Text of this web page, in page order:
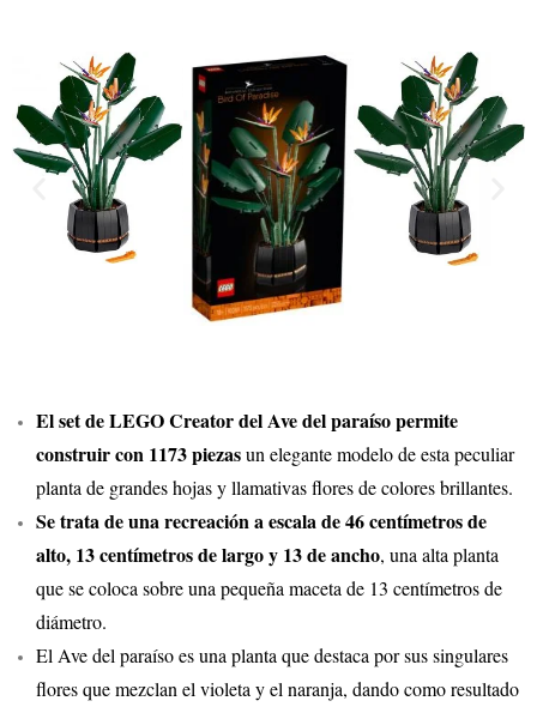
El set de LEGO Creator del Ave del paraíso permite
construir con 1173 piezasun elegante modelo de esta peculiar
planta de grandes hojas y llamativas flores de colores brillantes.
Se trata de una recreación a escala de 46 centímetros de
alto, 13 centímetros de largo y 13 de ancho, una alta planta
que se coloca sobre una pequeña maceta de 13 centímetros de
diámetro.
El Ave del paraíso es una planta que destaca por sus singulares
flores que mezclan el violeta y el naranja, dando como resultado